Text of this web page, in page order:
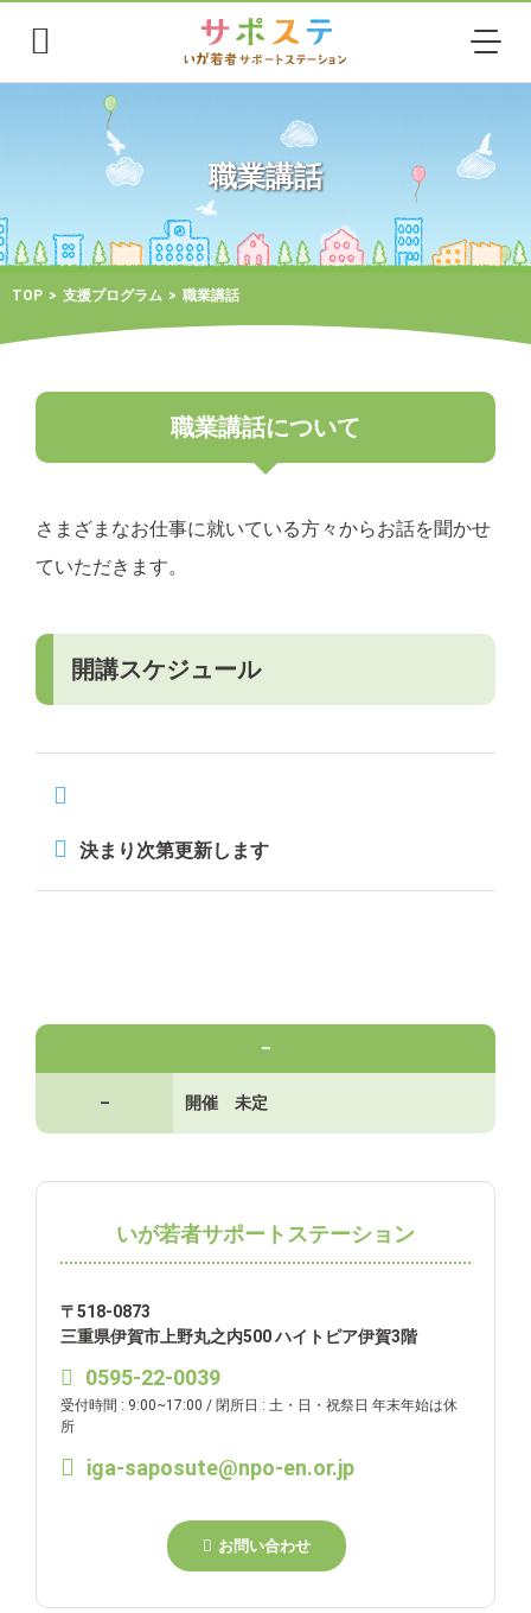
職業講話
TOP 支援プログラム 職業講話
職業講話について
さまざまなお仕事に就いている方々からお話を聞かせ
ていただきます。
開講スケジュール
決まり次第更新します
–
– 開催 未定
いが若者サポートステーション
〒518-0873
三重県伊賀市上野丸之内500 ハイトピア伊賀3階
0595-22-0039
受付時間 : 9:00~17:00 / 閉所日 : 土・日・祝祭日 年末年始は休
所
iga-saposute@npo-en.or.jp
お問い合わせ